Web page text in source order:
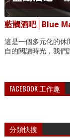
藍鵲酒吧│Blue
這是一個多元化的休
自的閱讀時光，我們
FACEBOOK 工作趣
分類快搜